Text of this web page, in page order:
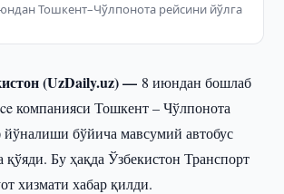
Тошкент–Чўлпонота рейсини йўлга
(UzDaily.uz) — 8 июндан бошлаб
компанияси Тошкент – Чўлпонота
бўйича мавсумий автобус
қўяди. Бу ҳақда Ўзбекистон Транспорт
хизмати хабар қилди.